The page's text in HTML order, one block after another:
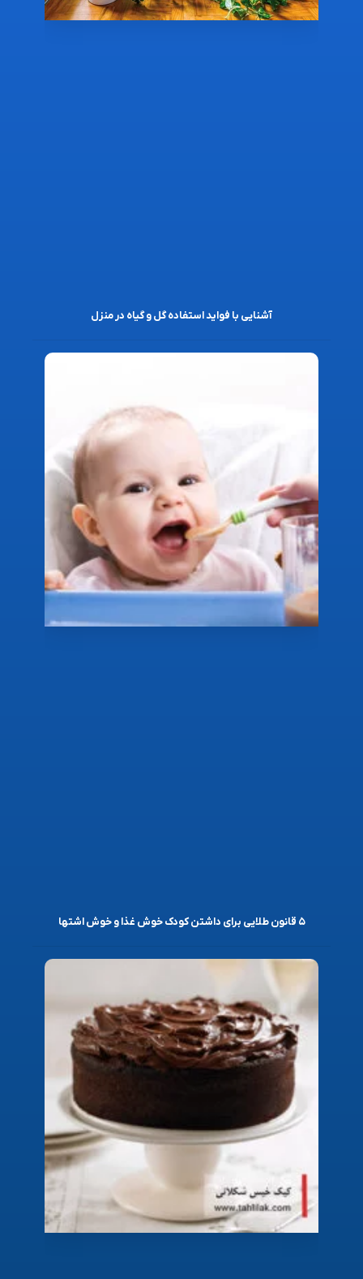
آشنایی با فواید استفاده گل و گیاه در منزل
۵ قانون طلایی برای داشتن کودک خوش غذا و خوش اشتها